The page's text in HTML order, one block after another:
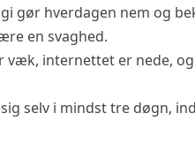
gør hverdagen nem og
en svaghed.
væk, internettet er nede,
selv i mindst tre døgn,